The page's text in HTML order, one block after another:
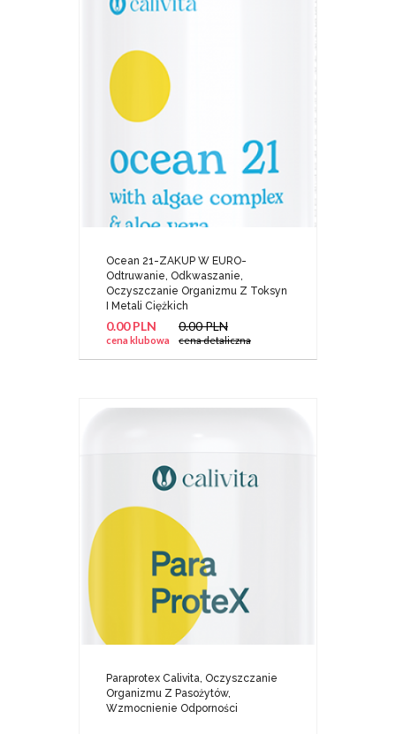
Ocean 21-ZAKUP W EURO-
Odtruwanie, Odkwaszanie,
Oczyszczanie Organizmu Z Toksyn
I Metali Ciężkich
0.00 PLN
cena klubowa
0.00 PLN
cena detaliczna
Paraprotex Calivita, Oczyszczanie
Organizmu Z Pasożytów,
Wzmocnienie Odporności